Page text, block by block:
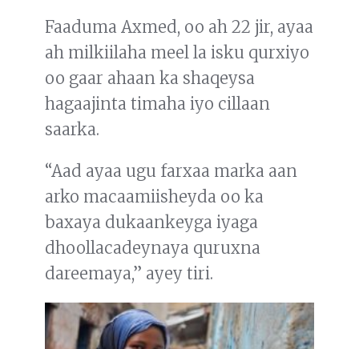
Faaduma Axmed, oo ah 22 jir, ayaa
ah milkiilaha meel la isku qurxiyo
oo gaar ahaan ka shaqeysa
hagaajinta timaha iyo cillaan
saarka.
“Aad ayaa ugu farxaa marka aan
arko macaamiisheyda oo ka
baxaya dukaankeyga iyaga
dhoollacadeynaya quruxna
dareemaya,” ayey tiri.